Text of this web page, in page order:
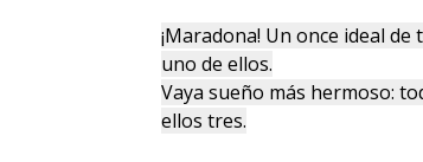
¡Maradona! Un once ideal
uno de ellos.
Vaya sueño más hermoso:
ellos tres.